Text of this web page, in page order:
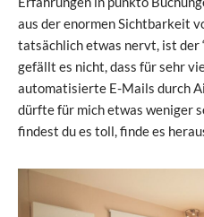
aus der enormen Sichtbarkeit
tatsächlich etwas nervt, ist der
gefällt es nicht, dass für sehr
automatisierte E-Mails durch
dürfte für mich etwas weniger
findest du es toll, finde es